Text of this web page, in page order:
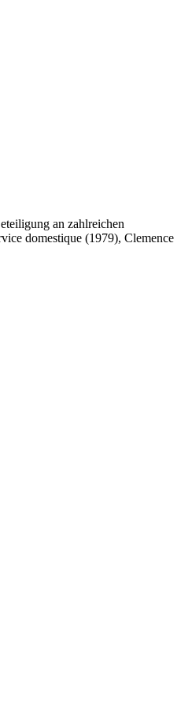
an zahlreichen
domestique (1979), Clemence